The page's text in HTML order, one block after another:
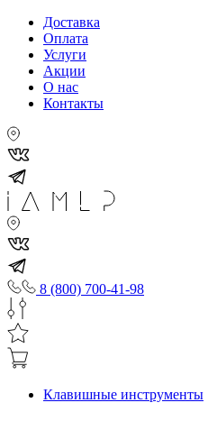
Доставка
Оплата
Услуги
Акции
О нас
Контакты
8 (800) 700-41-98
Клавишные инструменты